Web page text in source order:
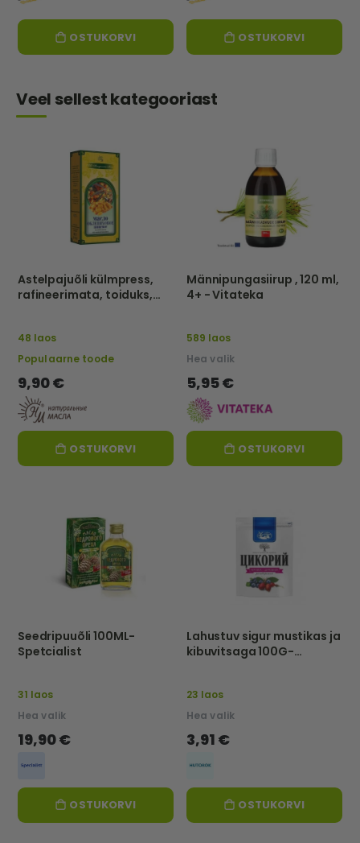
OSTUKORVI OSTUKORVI
Veel sellest kategooriast
Astelpajuõli külmpress,
rafineerimata, toiduks,
48 laos
Populaarne toode
9,90 €
OSTUKORVI
Männipungasiirup , 120 ml,
4+ - Vitateka
589 laos
Hea valik
5,95 €
OSTUKORVI
Seedripuuõli 100ML-
Spetcialist
31 laos
Hea valik
19,90 €
OSTUKORVI
Lahustuv sigur mustikas ja
kibuvitsaga 100G-
23 laos
Hea valik
3,91 €
OSTUKORVI